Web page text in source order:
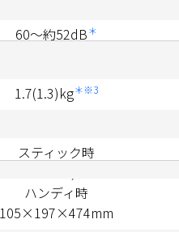
60～約52dB＊
1.7(1.3)kg＊※3
スティック時
ハンディ時
105×197×474mm